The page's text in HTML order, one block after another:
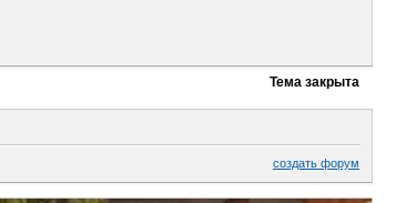
Тема закрыта
создать форум